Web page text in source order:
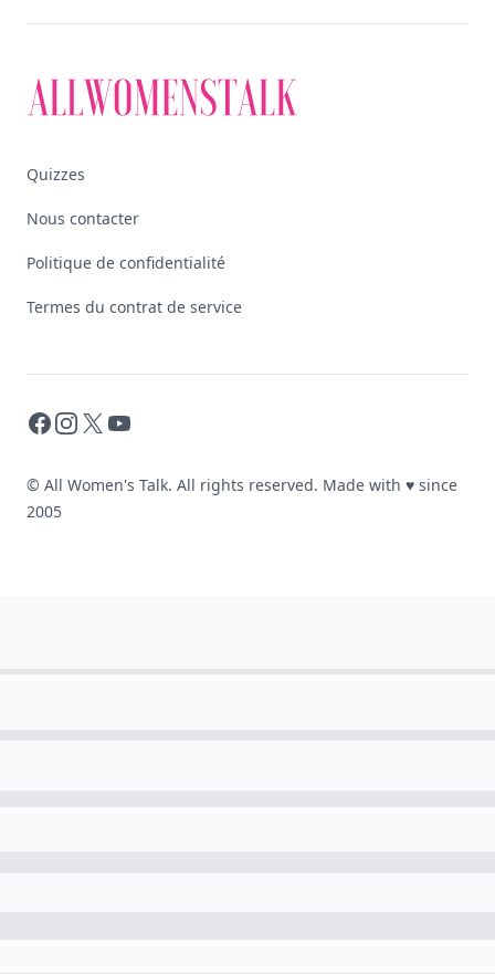
Quizzes
Nous contacter
Politique de confidentialité
Termes du contrat de service
Facebook
Instagram
X YouTube
© All Women's Talk. All rights reserved. Made with ♥ since
2005